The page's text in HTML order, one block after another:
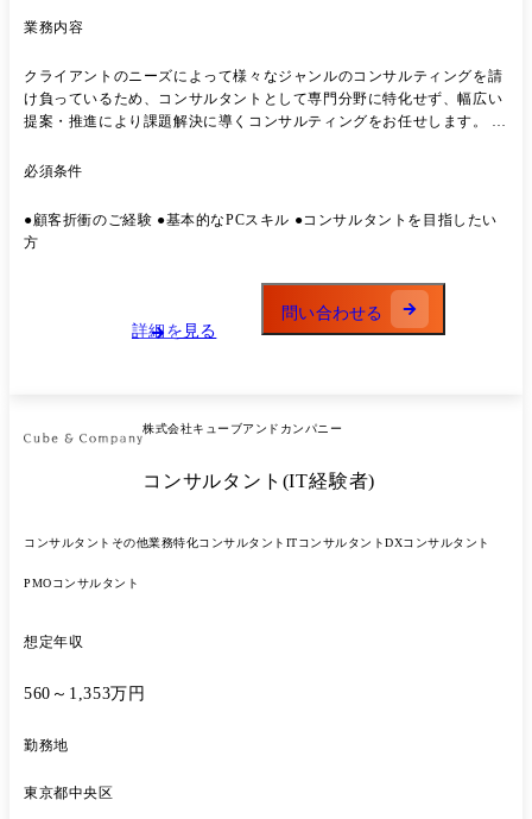
業務内容
クライアントのニーズによって様々なジャンルのコンサルティングを請
け負っているため、コンサルタントとして専⾨分野に特化せず、幅広い
提案・推進により課題解決に導くコンサルティングをお任せします。 業
テムに関する企画、実⾏⽀援(PMO) ●SCM戦略の⽴案、実⾏⽀援などの
必須条件
●顧客折衝のご経験 ●基本的なPCスキル ●コンサルタントを⽬指したい
⽅
詳細を見る
問い合わせる
株式会社キューブアンドカンパニー
コンサルタント(IT経験者)
コンサルタント その他業務特化コンサルタント ITコンサルタントDXコンサルタント
PMOコンサルタント
想定年収
560～1,353万円
勤務地
東京都中央区